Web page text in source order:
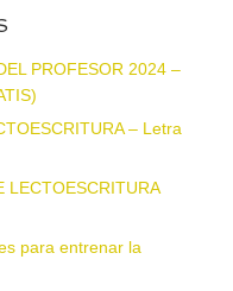
PROFESOR 2024 –
– Letra
LECTOESCRITURA
para entrenar la